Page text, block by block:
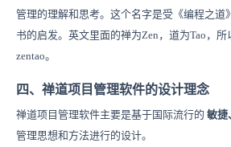
管理的理解和思考。这个名字是受《编程之道
书的启发。英文里面的禅为Zen，道为Tao，
zentao。
四、禅道项目管理软件的设计理念
禅道项目管理软件主要是基于国际流行的 敏捷
管理思想和方法进行的设计。